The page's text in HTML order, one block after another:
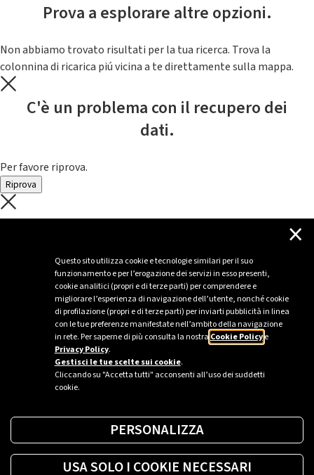
Questo sito utilizza cookie e tecnologie similari per il suo
funzionamento e per l’erogazione dei servizi in esso presenti,
cookie analitici (propri e di terze parti) per comprendere e
migliorare l’esperienza di navigazione dell’utente, nonché cookie
di profilazione (propri e di terze parti) per inviarti pubblicità in linea
con le tue preferenze manifestate nell’ambito della navigazione
in rete. Per saperne di più consulta la nostra Cookie Policye
Privacy Policy.
Gestisci le tue scelte sui cookie.
Cliccando su "Accetta tutti" acconsenti all’uso dei suddetti
cookie.
×
PERSONALIZZA
USA SOLO I COOKIE NECESSARI
Prova a esplorare altre opzioni.
Non abbiamo trovato risultati per la tua ricerca. Trova la
colonnina di ricarica piú vicina a te direttamente sulla mappa.
C'è un problema con il recupero dei
dati.
Per favore riprova.
Riprova
C'è un problema con il recupero dei
Per favore riprova piú tardi
Sei un’azienda o una PA?
Trova la soluzione più giusta per te.
Richiedi una colonnina